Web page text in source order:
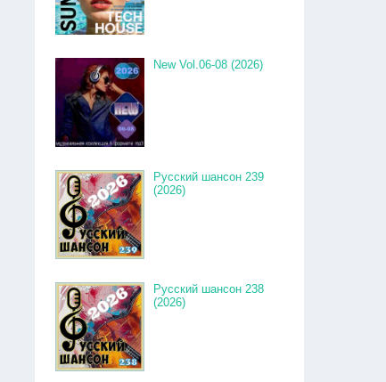
New Vol.06-08 (2026)
Русский шансон 239
(2026)
Русский шансон 238
(2026)